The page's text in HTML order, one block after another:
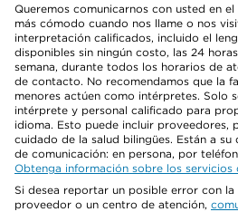
Queremos comunicarnos con usted en
más cómodo cuando nos llame o nos
interpretación calificados, incluido el
disponibles sin ningún costo, las 24
semana, durante todos los horarios de
de contacto. No recomendamos que la
menores actúen como intérpretes. Solo
intérprete y personal calificado para
idioma. Esto puede incluir proveedores,
cuidado de la salud bilingües. Están a
de comunicación: en persona, por
Obtenga información sobre los
Si desea reportar un posible error con
proveedor o un centro de atención,